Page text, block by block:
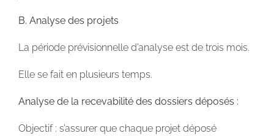
B. Analyse des projets
La période prévisionnelle d’analyse est de trois mois.
Elle se fait en plusieurs temps.
Analyse de la recevabilité des dossiers déposés :
Objectif : s’assurer que chaque projet déposé